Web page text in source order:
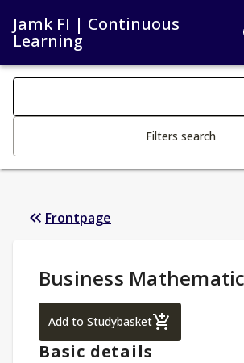
Jamk FI | Continuous
Learning
Search filters
Filters search
Frontpage
Study Details:
Business
Add to StudybasketBusiness Mathematics
Basic details